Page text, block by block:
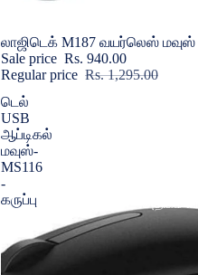
ஹெட்
டேப்லெட்
Sold out
லாஜிடெக் M187 வயர்லெஸ் மவுஸ்
Sale price Rs. 940.00
Regular price Rs. 1,295.00
டெல்
USB
ஆப்டிகல்
மவுஸ்-
MS116
-
கருப்பு